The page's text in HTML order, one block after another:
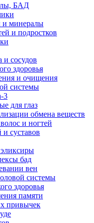
БАД
и минералы
и подростков
и сосудов
здоровья
и очищения
системы
3
для глаз
обмена веществ
и ногтей
и суставов
бад
вен
системы
здоровья
памяти
привычек